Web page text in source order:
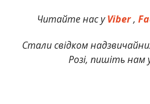
Читайте нас уViber,
Стали свідком
Розі, пишіть нам